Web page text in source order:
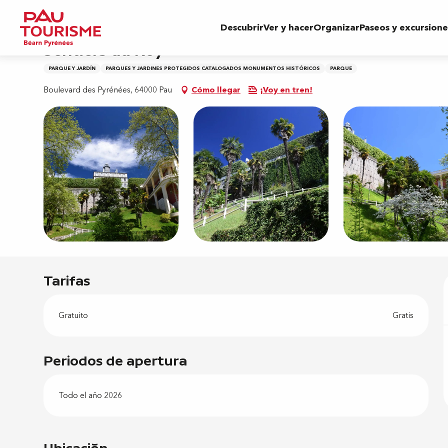
contenu
principal
DescubrirVer y hacerOrganizarPaseos y
Inicio
Sentiers du Roy
PARQUE Y JARDÍN PARQUES Y JARDINES PROTEGIDOS CATALOGADOS MONUMENTOS HISTÓRICOS PARQUE
Boulevard des Pyrénées, 64000 Pau Cómo llegar ¡Voy en tren!
Tarifas
Gratuito Gratis
Periodos de apertura
Todo el año 2026